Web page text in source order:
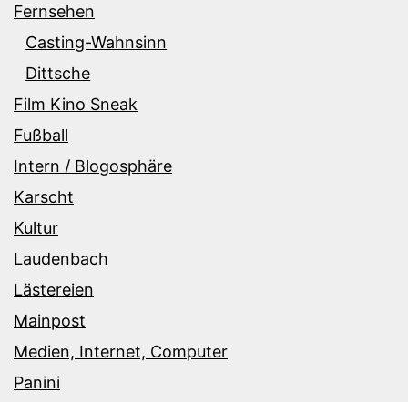
Fernsehen
Casting-Wahnsinn
Dittsche
Film Kino Sneak
Fußball
Intern / Blogosphäre
Karscht
Kultur
Laudenbach
Lästereien
Mainpost
Medien, Internet, Computer
Panini